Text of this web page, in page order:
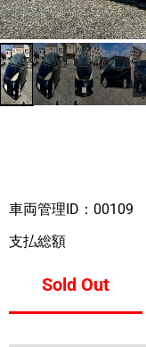
車両管理ID：00109
支払総額
Sold Out